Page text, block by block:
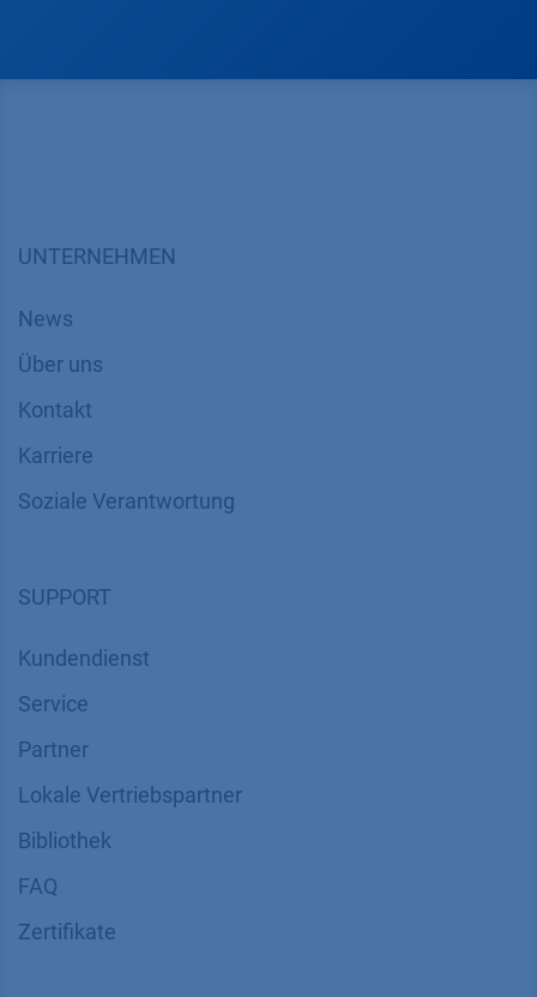
UNTERNEHMEN
News
Über uns
Kontakt
Karriere
Soziale Verantwortung
SUPPORT
Kundendienst
Service
Partner
Lokale Vertriebspartner
Bibliothek
FAQ
Zertifikate